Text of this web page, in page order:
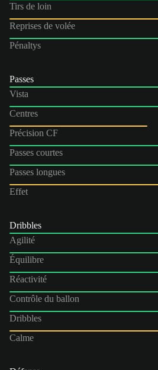
Tirs de loin
Reprises de volée
Pénaltys
Passes
Vista
Centres
Précision CF
Passes courtes
Passes longues
Effet
Dribbles
Agilité
Équilibre
Réactivité
Contrôle du ballon
Dribbles
Calme